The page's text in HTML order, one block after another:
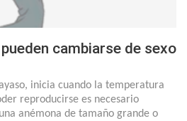
cambiarse de sexo
inicia cuando la temperatura
reproducirse es necesario
anémona de tamaño grande o